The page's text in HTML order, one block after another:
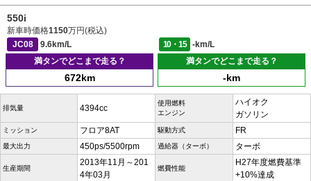
550i
新車時価格1150万円(税込)
JC08
9.6km/L 10・15
-km/L
満タンでどこまで走る？
672km
満タンでどこまで走る？
-km
排気量 4394cc
使用燃料
エンジン
ハイオク
ガソリン
ミッション フロア8AT 駆動方式 FR
最大出力 450ps/5500rpm 過給器（ターボ） ターボ
生産期間
2013年11月～201
4年03月
燃費性能
H27年度燃費基準
+10%達成